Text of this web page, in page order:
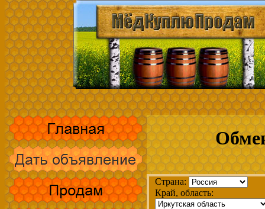
Страна:
Край, область: